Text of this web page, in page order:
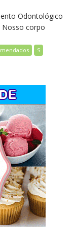
Odontológico
Nosso corpo
S